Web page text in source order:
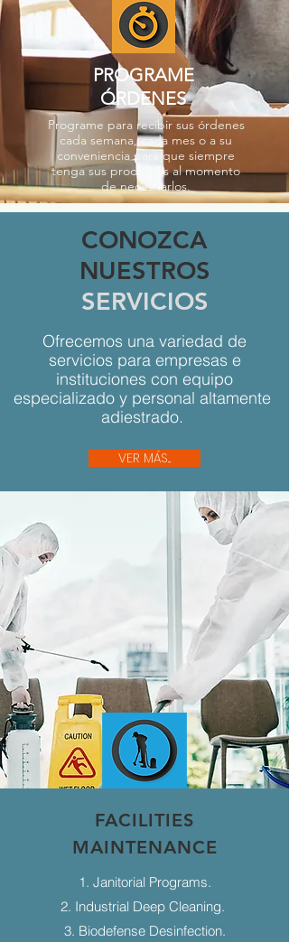
PROGRAME
ÓRDENES
Programe para recibir sus órdenes
cada semana, cada mes o a su
conveniencia para que siempre
tenga sus productos al momento
de necesitarlos.
CONOZCA
NUESTROS
SERVICIOS
Ofrecemos una variedad de
servicios para empresas e
instituciones con equipo
especializado y personal altamente
adiestrado.
VER MÁS...
FACILITIES
MAINTENANCE
1. Janitorial Programs.
2. Industrial Deep Cleaning.
3. Biodefense Desinfection.